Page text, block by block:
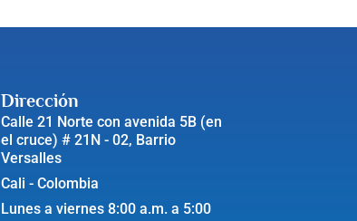
Dirección
Calle 21 Norte con avenida 5B (en
el cruce) # 21N - 02, Barrio
Versalles
Cali - Colombia
Lunes a viernes 8:00 a.m. a 5:00